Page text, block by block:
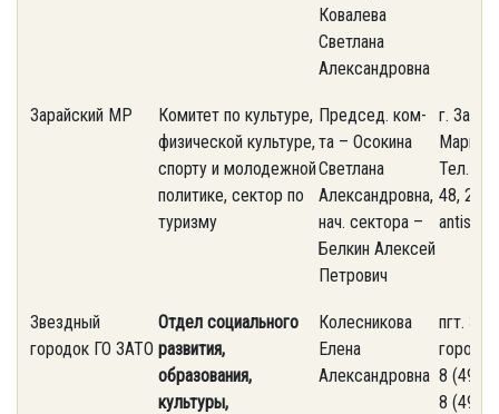
Ковалева
Светлана
Александровна
Зарайский МР
Комитет по культуре,
физической культуре,
спорту и молодежной
политике, сектор по
туризму
Председ. ком-
та – Осокина
Светлана
Александровна,
нач. сектора –
Белкин Алексей
Петрович
г.
Тел.
48, 2-
Звездный
городок ГО ЗАТО
Отдел социального
развития,
образования,
культуры,
Колесникова
Елена
Александровна
пгт.
8 (495)
8 (498)